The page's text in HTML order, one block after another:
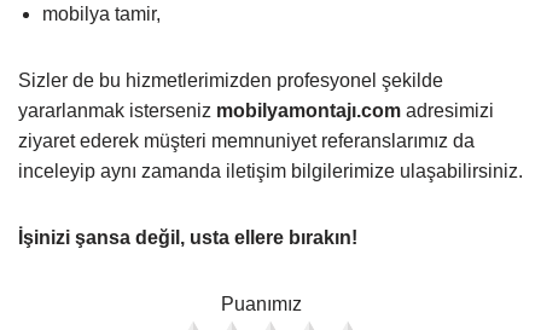
mobilya tamir,
Sizler de bu hizmetlerimizden profesyonel şekilde
yararlanmak isterseniz mobilyamontajı.com adresimizi
ziyaret ederek müşteri memnuniyet referanslarımız da
inceleyip aynı zamanda iletişim bilgilerimize ulaşabilirsiniz.
İşinizi şansa değil, usta ellere bırakın!
Puanımız